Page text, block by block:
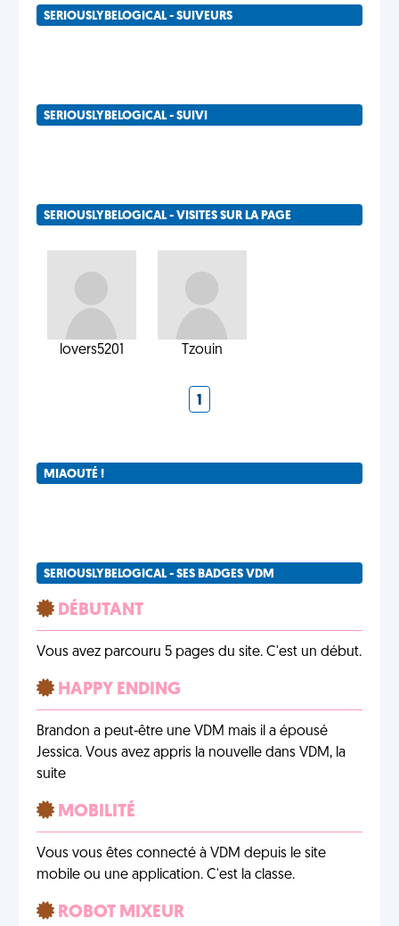
SERIOUSLYBELOGICAL - SUIVEURS
SERIOUSLYBELOGICAL - SUIVI
SERIOUSLYBELOGICAL - VISITES SUR LA PAGE
lovers5201 Tzouin
1
MIAOUTÉ !
SERIOUSLYBELOGICAL - SES BADGES VDM
DÉBUTANT
Vous avez parcouru 5 pages du site. C'est un début.
HAPPY ENDING
Brandon a peut-être une VDM mais il a épousé
Jessica. Vous avez appris la nouvelle dans VDM, la
suite
MOBILITÉ
Vous vous êtes connecté à VDM depuis le site
mobile ou une application. C'est la classe.
ROBOT MIXEUR